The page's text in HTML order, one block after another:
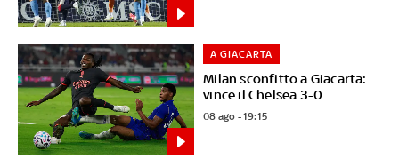
Milan sconfitto a Giacarta:
vince il Chelsea 3-0
A GIACARTA
08 ago - 19:15